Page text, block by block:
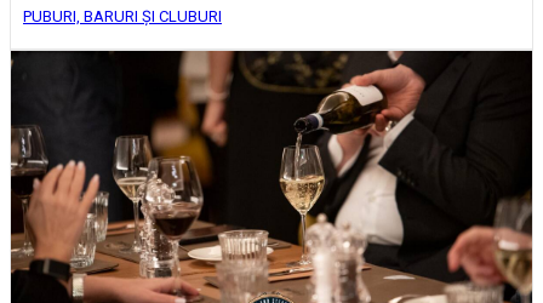
PUBURI, BARURI ȘI CLUBURI